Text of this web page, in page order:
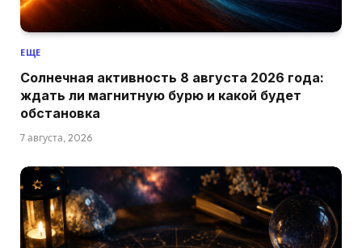
ЕЩЕ
Солнечная активность 8 августа 2026 года:
ждать ли магнитную бурю и какой будет
обстановка
7 августа, 2026